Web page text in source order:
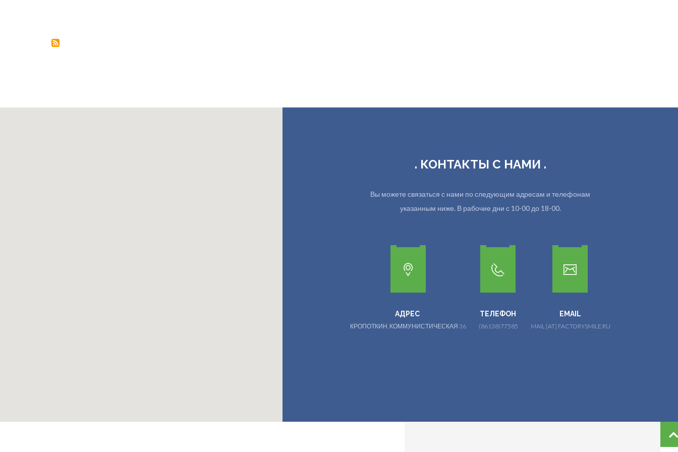
. КОНТАКТЫ С НАМИ .
Вы можете связаться с нами по следующим адресам и телефонам
указанным ниже. В рабочие дни с 10-00 до 18-00.
АДРЕС
КРОПОТКИН, КОММУНИСТИЧЕСКАЯ 36
ТЕЛЕФОН
(86138)77585
EMAIL
MAIL [AT] FACTORYSMILE.RU